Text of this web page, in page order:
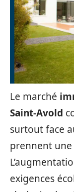
Le marché
Saint-Avold
surtout face
prennent
exigences